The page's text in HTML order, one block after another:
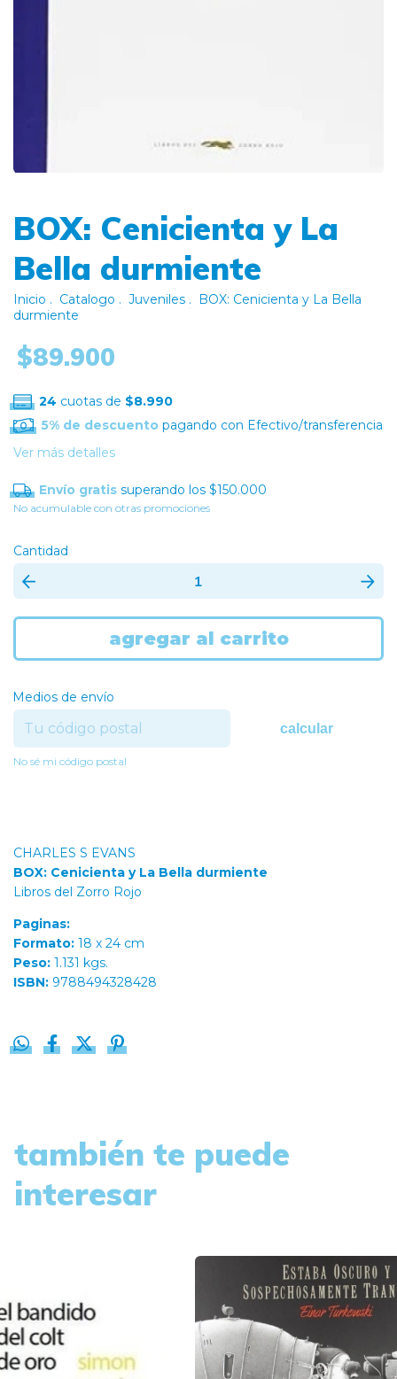
BOX: Cenicienta y La
Bella durmiente
Inicio . Catalogo . Juveniles . BOX: Cenicienta y La Bella
durmiente
$89.900
24 cuotas de $8.990
5% de descuento pagando con Efectivo/transferencia
Ver más detalles
Envío gratis superando los $150.000
No acumulable con otras promociones
Cantidad
Medios de envío
calcular
No sé mi código postal
CHARLES S EVANS
BOX: Cenicienta y La Bella durmiente
Libros del Zorro Rojo
Paginas:
Formato: 18 x 24 cm
Peso: 1.131 kgs.
ISBN: 9788494328428
también te puede
interesar